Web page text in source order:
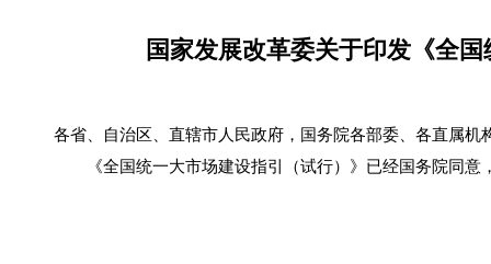
国家发展改革委关于印发《全
各省、自治区、直辖市人民政府，国务院各部委、各直属机
《全国统一大市场建设指引（试行）》已经国务院同意